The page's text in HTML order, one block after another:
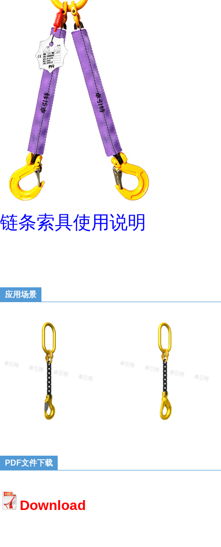
链条索具使用说明
应用场景
PDF文件下载
Download